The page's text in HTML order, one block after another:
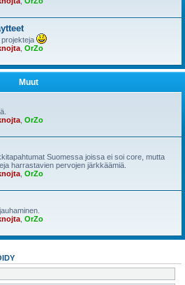
OrZo
Muut
OrZo
Suomessa joissa ei soi core, mutta
harrastavien pervojen järkkäämiä.
OrZo
OrZo